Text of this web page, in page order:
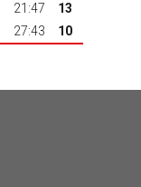
21:47
13
27:43 10